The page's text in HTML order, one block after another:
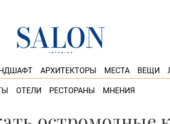
АРХИТЕКТОРЫ МЕСТА ВЕЩИ
ОТЕЛИ РЕСТОРАНЫ МНЕНИЯ